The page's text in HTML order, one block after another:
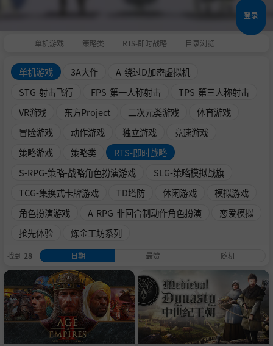
登录
单机游戏 策略类 RTS-即时战略 目录浏览
单机游戏 3A大作
A-绕过D加密虚拟机
STG-射击飞行
FPS-第一人称射击
TPS-第三人称射击
VR游戏
东方Project 二次元类游戏
体育游戏
冒险游戏
动作游戏 独立游戏
竞速游戏
策略游戏
策略类
RTS-即时战略
S-RPG-策略-战略角色扮演游戏
SLG-策略模拟战旗
TCG-集换式卡牌游戏
TD塔防 休闲游戏
模拟游戏
角色扮演游戏
A-RPG-非回合制动作角色扮演
恋爱模拟
抢先体验
炼金工坊系列
找到 28 日期 最赞 随机